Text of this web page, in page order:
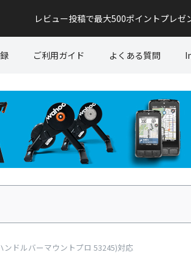
レビュー投稿で最大500ポイントプレゼ
ご利用ガイド よくある質問
ンドルバーマウントプロ 53245)対応